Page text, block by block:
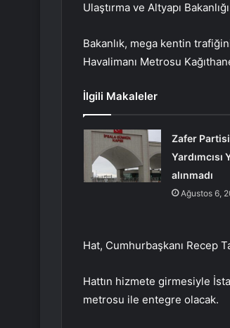
Ulaştırma ve Altyapı
Bakanlık, mega kentin
Havalimanı Metrosu
İlgili Makaleler
Zafer
Yardımcısı
alınmadı
Ağustos 6,
Hat, Cumhurbaşkanı Recep
Hattın hizmete girmesiyle
metrosu ile entegre olacak.